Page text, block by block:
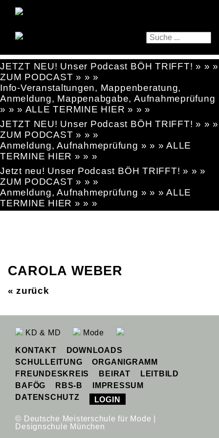
JETZT NEU! Unser Podcast BÖH TRIFFT! » » »
ZUM PODCAST » » »
Info-Veranstaltungen, Mappenberatung,
Anmeldung, Mappenabgabe, Aufnahmeprüfung
» » » ALLE TERMINE HIER » » »
JETZT NEU! Unser Podcast BÖH TRIFFT! » » »
ZUM PODCAST » » »
Anmeldung, Aufnahmeprüfung » » » ALLE
TERMINE HIER » » »
Jetzt neu! Unser Podcast BÖH TRIFFT! » » »
ZUM PODCAST » » »
Anmeldung, Aufnahmeprüfung » » » ALLE
TERMINE HIER » » »
CAROLA WEBER
« zurück
KD & MD Mode
KONTAKT
DOWNLOADS
SCHULLEITUNG
ORGANIGRAMM
FREUNDESKREIS
BEIRAT
LEITBILD
BAFÖG
RBS-B
IMPRESSUM
DATENSCHUTZ
LOGIN
© Deutsche Meisterschule für Mode |
Designschule München